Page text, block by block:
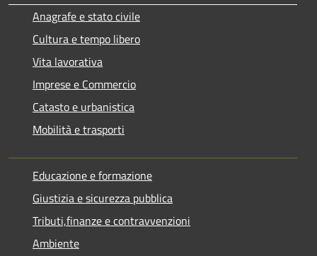
Anagrafe e stato civile
Cultura e tempo libero
Vita lavorativa
Imprese e Commercio
Catasto e urbanistica
Mobilità e trasporti
Educazione e formazione
Giustizia e sicurezza pubblica
Tributi,finanze e contravvenzioni
Ambiente